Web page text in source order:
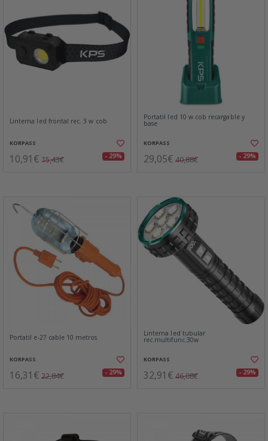
Linterna led frontal rec. 3 w cob
KORPASS
10,91€ 15,43€ - 29%
Portatil led 10 w cob recargable y
base
KORPASS
29,05€ 40,88€ - 29%
Portatil e-27 cable 10 metros
KORPASS
16,31€ 22,84€ - 29%
Linterna led tubular
rec.multifunc.30w
KORPASS
32,91€ 46,08€ - 29%